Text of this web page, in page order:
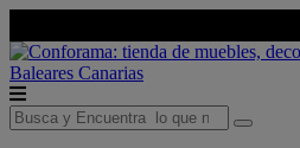
Baleares Canarias